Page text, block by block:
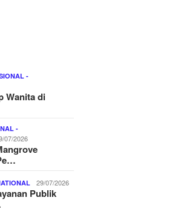
-
Wanita di
-
07/2026
29/07/2026
Publik